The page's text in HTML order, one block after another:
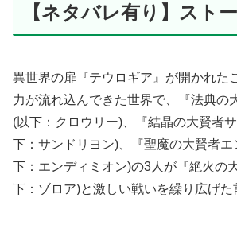
【ネタバレ有り】スト
異世界の扉『テウロギア』が開かれた
力が流れ込んできた世界で、『法典の
(以下：クロウリー)、『結晶の大賢者
下：サンドリヨン)、『聖魔の大賢者エ
下：エンディミオン)の3人が『絶火の
下：ゾロア)と激しい戦いを繰り広げた